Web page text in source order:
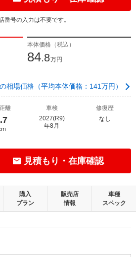
番号の入力は不要です。
本体価格（税込）
84.8万円
相場価格（平均本体価格：141万円）
離
車検
2027(R9)
年8月
修復歴
なし
見積もり・在庫確認
購入
プラン
販売店
情報
車種
スペック